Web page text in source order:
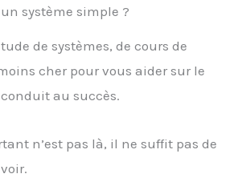
système simple ?
de systèmes, de cours de
cher pour vous aider sur le
au succès.
n’est pas là, il ne suffit pas de